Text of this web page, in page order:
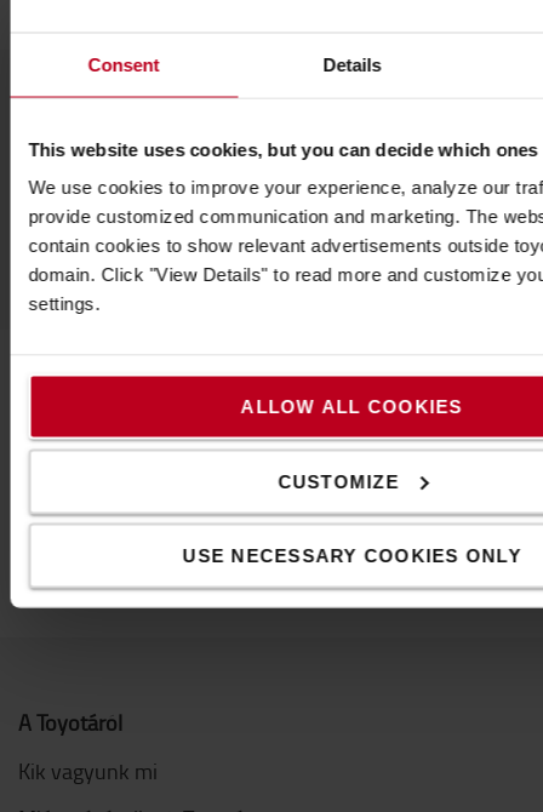
Consent Details
This website uses cookies, but you can decide which ones
We use cookies to improve your experience, analyze our
provide customized communication and marketing. The
contain cookies to show relevant advertisements outside
domain. Click "View Details" to read more and customize
settings.
ALLOW ALL COOKIES
CUSTOMIZE
USE NECESSARY COOKIES ONLY
Népszerű kiegészítők
LÁSD AZ ÖSSZES TARTOZÉKOT
Vegye fel velünk a kapcsolatot
A Toyotáról
Kik vagyunk mi